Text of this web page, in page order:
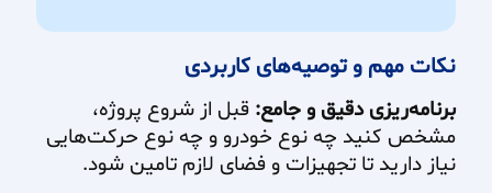
نکات مهم و توصیه‌های کاربردی
برنامه‌ریزی دقیق و جامع: قبل از شروع پروژه،
مشخص کنید چه نوع خودرو و چه نوع حرکت‌هایی
نیاز دارید تا تجهیزات و فضای لازم تامین شود.